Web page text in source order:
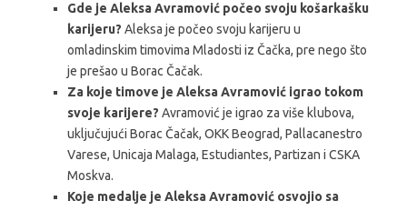
Gde je Aleksa Avramović počeo svoju košarkašku
karijeru? Aleksa je počeo svoju karijeru u
omladinskim timovima Mladosti iz Čačka, pre nego što
je prešao u Borac Čačak.
Za koje timove je Aleksa Avramović igrao tokom
svoje karijere? Avramović je igrao za više klubova,
uključujući Borac Čačak, OKK Beograd, Pallacanestro
Varese, Unicaja Malaga, Estudiantes, Partizan i CSKA
Moskva.
Koje medalje je Aleksa Avramović osvojio sa